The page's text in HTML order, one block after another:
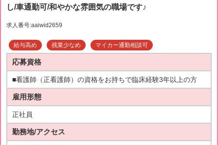
し/車通勤可/和やかな雰囲気の職場です♪
求人番号:aaiwid2659
給与高め 残業少なめ マイカー通勤相談可
応募資格
■看護師（正看護師）の資格をお持ちで臨床経験3年以上の方
雇用形態
正社員
勤務地/アクセス